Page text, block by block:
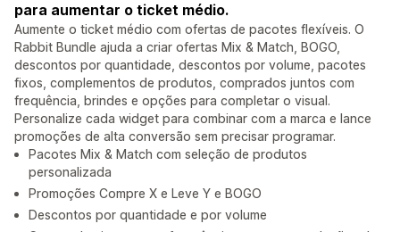
para aumentar o ticket médio.
Aumente o ticket médio com ofertas de pacotes flexíveis. O
Rabbit Bundle ajuda a criar ofertas Mix & Match, BOGO,
descontos por quantidade, descontos por volume, pacotes
fixos, complementos de produtos, comprados juntos com
frequência, brindes e opções para completar o visual.
Personalize cada widget para combinar com a marca e lance
promoções de alta conversão sem precisar programar.
Pacotes Mix & Match com seleção de produtos
personalizada
Promoções Compre X e Leve Y e BOGO
Descontos por quantidade e por volume